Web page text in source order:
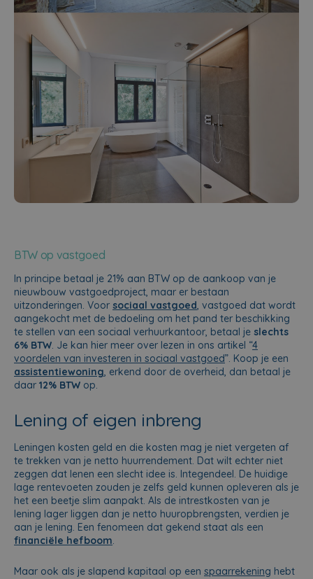
BTW op vastgoed
In principe betaal je 21% aan BTW op de aankoop van je
nieuwbouw vastgoedproject, maar er bestaan
uitzonderingen. Voor sociaal vastgoed, vastgoed dat wordt
aangekocht met de bedoeling om het pand ter beschikking
te stellen van een sociaal verhuurkantoor, betaal je slechts
6% BTW. Je kan hier meer over lezen in ons artikel “4
voordelen van investeren in sociaal vastgoed”. Koop je een
assistentiewoning, erkend door de overheid, dan betaal je
daar 12% BTW op.
Lening of eigen inbreng
Leningen kosten geld en die kosten mag je niet vergeten af
te trekken van je netto huurrendement. Dat wilt echter niet
zeggen dat lenen een slecht idee is. Integendeel. De huidige
lage rentevoeten zouden je zelfs geld kunnen opleveren als je
het een beetje slim aanpakt. Als de intrestkosten van je
lening lager liggen dan je netto huuropbrengsten, verdien je
aan je lening. Een fenomeen dat gekend staat als een
financiële hefboom.
Maar ook als je slapend kapitaal op een spaarrekening hebt